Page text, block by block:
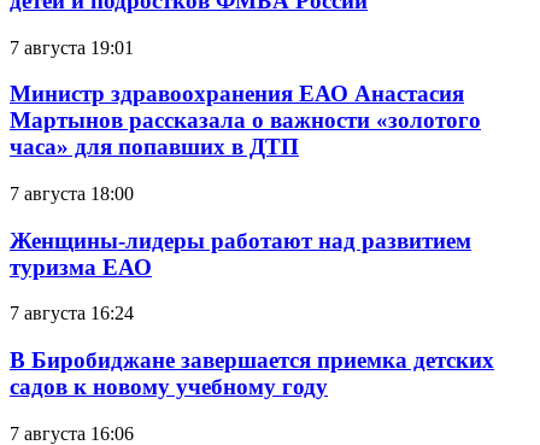
7 августа 19:01
Министр здравоохранения ЕАО Анастасия
Мартынов рассказала о важности «золотого
часа» для попавших в ДТП
7 августа 18:00
Женщины-лидеры работают над развитием
туризма ЕАО
7 августа 16:24
В Биробиджане завершается приемка детских
садов к новому учебному году
7 августа 16:06